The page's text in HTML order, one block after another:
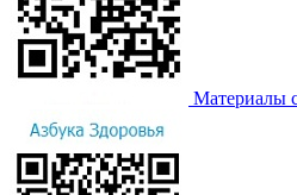
Материалы